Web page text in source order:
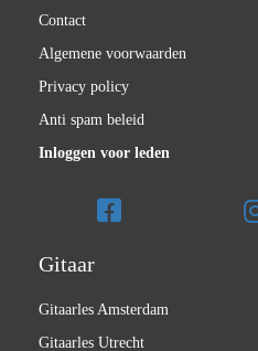
Contact
Algemene voorwaarden
Privacy policy
Anti spam beleid
Inloggen voor leden
Gitaar
Gitaarles Amsterdam
Gitaarles Utrecht